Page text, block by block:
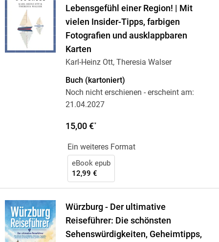
Lebensgefühl einer Region! | Mit
vielen Insider-Tipps, farbigen
Fotografien und ausklappbaren
Karten
Karl-Heinz Ott, Theresia Walser
Buch (kartoniert)
Noch nicht erschienen - erscheint am:
21.04.2027
15,00 €*
Ein weiteres Format
eBook epub
12,99 €
Würzburg - Der ultimative
Reiseführer: Die schönsten
Sehenswürdigkeiten, Geheimtipps,